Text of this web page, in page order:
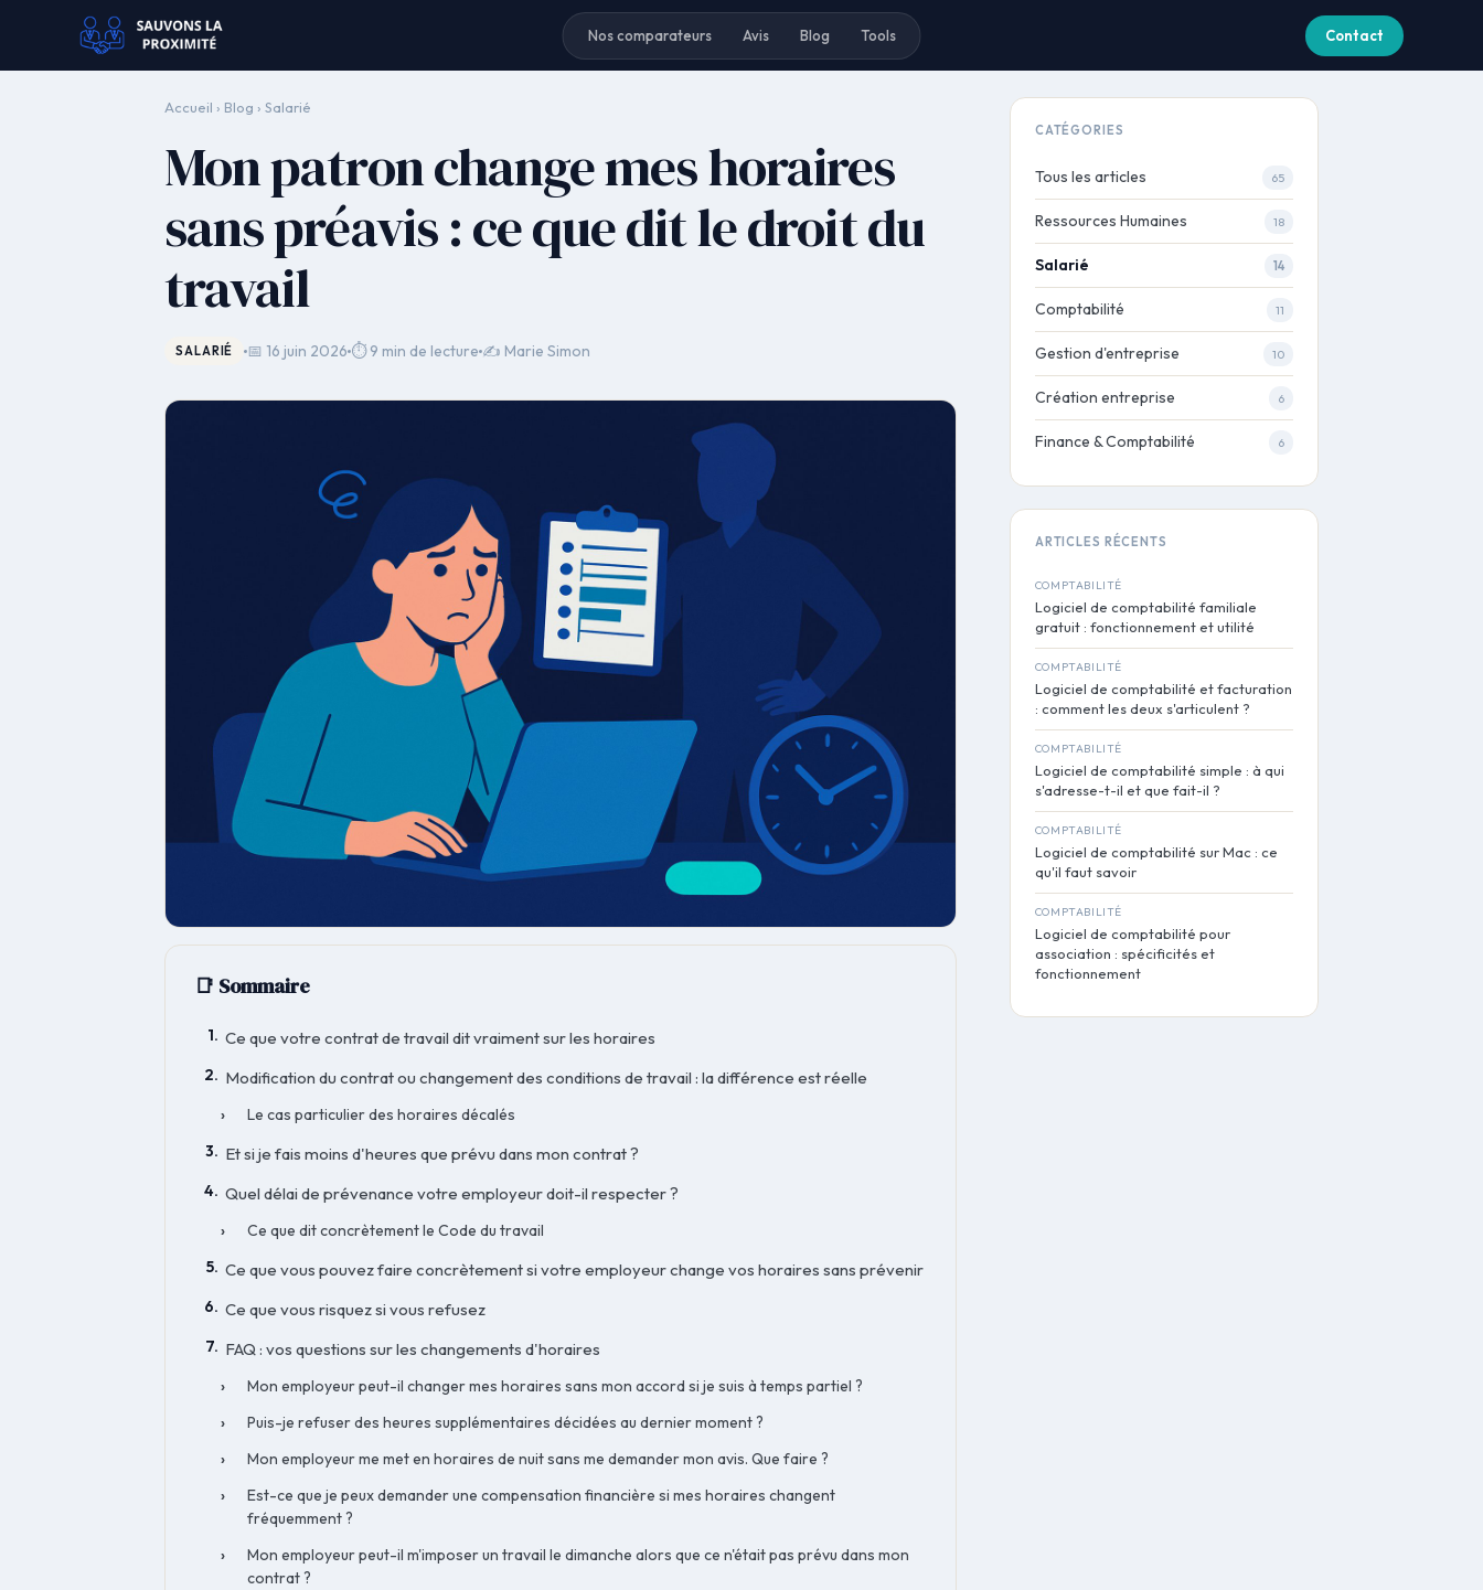
Nos comparateurs Avis Blog Tools Contact
Accueil › Blog ›Salarié
Mon patron change mes horaires
sans préavis : ce que dit le droit du
travail
SALARIÉ 📅 16 juin 2026 ⏱ 9 min de lecture ✍️ Marie Simon
📑 Sommaire
Ce que votre contrat de travail dit vraiment sur les horaires
Modification du contrat ou changement des conditions de travail : la différence est réelle
Le cas particulier des horaires décalés
Et si je fais moins d'heures que prévu dans mon contrat ?
Quel délai de prévenance votre employeur doit-il respecter ?
Ce que dit concrètement le Code du travail
Ce que vous pouvez faire concrètement si votre employeur change vos horaires sans prévenir
Ce que vous risquez si vous refusez
FAQ : vos questions sur les changements d'horaires
Mon employeur peut-il changer mes horaires sans mon accord si je suis à temps partiel ?
Puis-je refuser des heures supplémentaires décidées au dernier moment ?
Mon employeur me met en horaires de nuit sans me demander mon avis. Que faire ?
Est-ce que je peux demander une compensation financière si mes horaires changent
fréquemment ?
Mon employeur peut-il m'imposer un travail le dimanche alors que ce n'était pas prévu dans mon
contrat ?
CATÉGORIES
Tous les articles 65
Ressources Humaines 18
Salarié 14
Comptabilité 11
Gestion d'entreprise 10
Création entreprise 6
Finance & Comptabilité 6
ARTICLES RÉCENTS
COMPTABILITÉ
Logiciel de comptabilité familiale
gratuit : fonctionnement et utilité
COMPTABILITÉ
Logiciel de comptabilité et facturation
: comment les deux s'articulent ?
COMPTABILITÉ
Logiciel de comptabilité simple : à qui
s'adresse-t-il et que fait-il ?
COMPTABILITÉ
Logiciel de comptabilité sur Mac : ce
qu'il faut savoir
COMPTABILITÉ
Logiciel de comptabilité pour
association : spécificités et
fonctionnement